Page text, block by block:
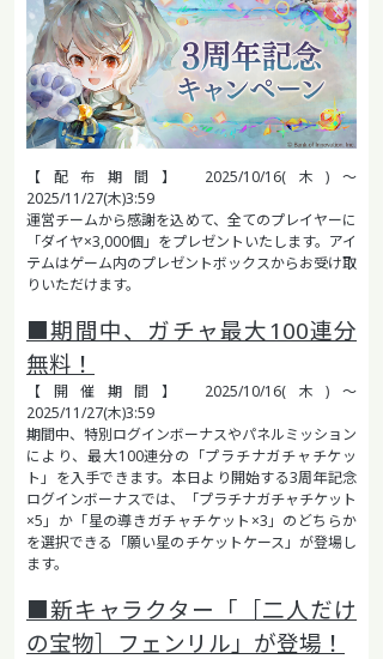
【配布期間】 2025/10/16(木)～
2025/11/27(木)3:59
運営チームから感謝を込めて、全てのプレイヤーに
「ダイヤ×3,000個」をプレゼントいたします。アイ
テムはゲーム内のプレゼントボックスからお受け取
りいただけます。
■期間中、ガチャ最大100連分
無料！
【開催期間】 2025/10/16(木)～
2025/11/27(木)3:59
期間中、特別ログインボーナスやパネルミッション
により、最大100連分の「プラチナガチャチケッ
ト」を入手できます。本日より開始する3周年記念
ログインボーナスでは、「プラチナガチャチケット
×5」か「星の導きガチャチケット×3」のどちらか
を選択できる「願い星のチケットケース」が登場し
ます。
■新キャラクター「［二人だけ
の宝物］フェンリル」が登場！